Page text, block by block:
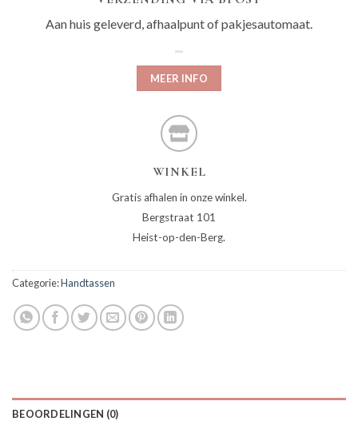
Aan huis geleverd, afhaalpunt of pakjesautomaat.
MEER INFO
WINKEL
Gratis afhalen in onze winkel.
Bergstraat 101
Heist-op-den-Berg.
Categorie:Handtassen
BEOORDELINGEN (0)